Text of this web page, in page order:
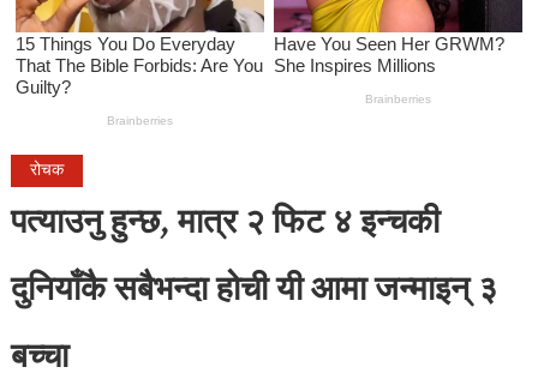
रोचक
पत्याउनु हुन्छ, मात्र २ फिट ४ इन्चकी
दुनियाँकै सबैभन्दा होची यी आमा जन्माइन् ३
बच्चा